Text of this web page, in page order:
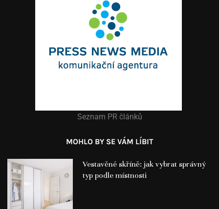
Seznam PR článků
MOHLO BY SE VÁM LÍBIT
Vestavěné skříně: jak vybrat správný
typ podle místnosti